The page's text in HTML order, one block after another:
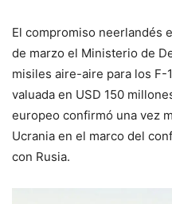
El compromiso neerlandés
de marzo el Ministerio de
misiles aire-aire para los F-
valuada en USD 150
europeo confirmó una vez
Ucrania en el marco del
con Rusia.